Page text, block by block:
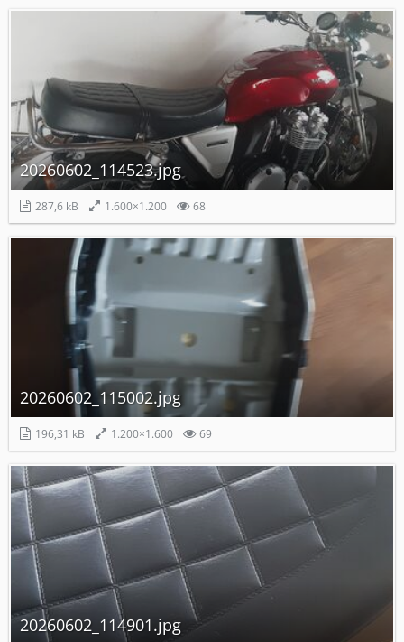
20260602_114523.jpg
287,6 kB 1.600×1.200 68
20260602_115002.jpg
196,31 kB 1.200×1.600 69
20260602_114901.jpg